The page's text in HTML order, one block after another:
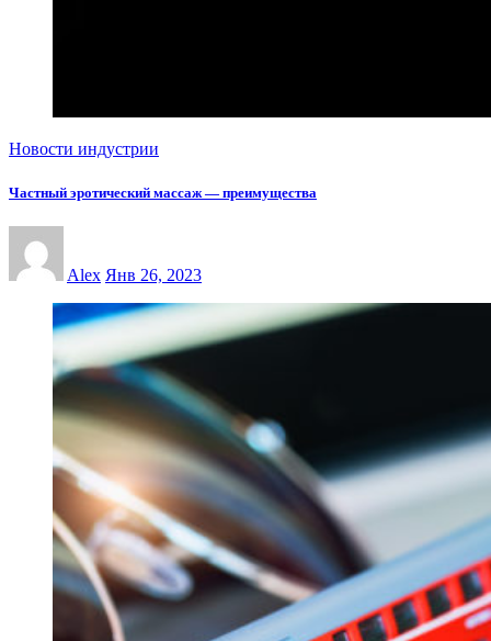
Новости индустрии
Частный эротический массаж — преимущества
Alex Янв 26, 2023